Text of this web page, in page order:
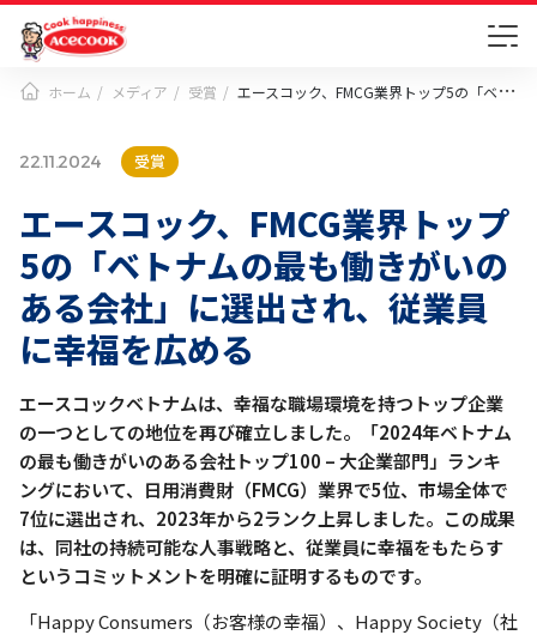
ホーム メディア 受賞 エースコック、FMCG業界トップ5の「ベトナムの最も働きがいのある会社」に選出され、従業員に幸福を広める
22.11.2024 受賞
エースコック、FMCG業界トップ
5の「ベトナムの最も働きがいの
ある会社」に選出され、従業員
に幸福を広める
エースコックベトナムは、幸福な職場環境を持つトップ企業
の一つとしての地位を再び確立しました。「2024年ベトナム
の最も働きがいのある会社トップ100 – 大企業部門」ランキ
ングにおいて、日用消費財（FMCG）業界で5位、市場全体で
7位に選出され、2023年から2ランク上昇しました。この成果
は、同社の持続可能な人事戦略と、従業員に幸福をもたらす
というコミットメントを明確に証明するものです。
「Happy Consumers（お客様の幸福）、Happy Society（社